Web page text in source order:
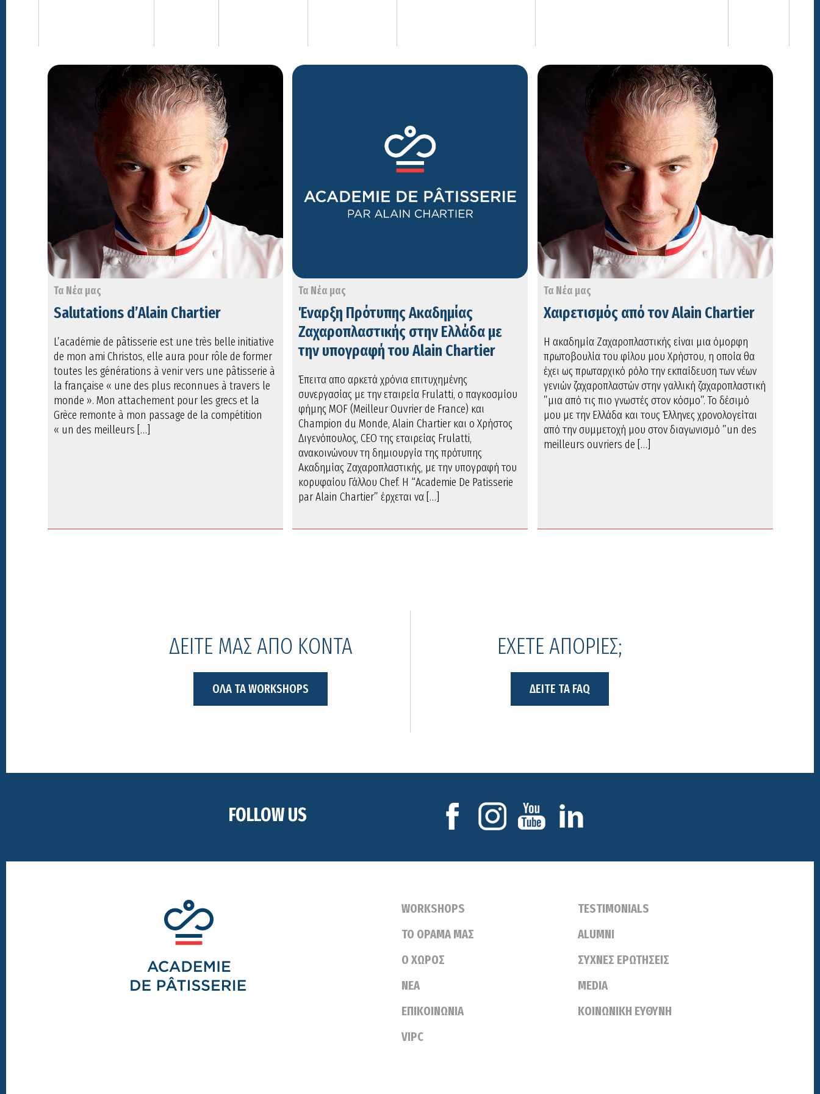
Τα Νέα μας
Salutations d’Alain Chartier
L’académie de pâtisserie est une très belle initiative
de mon ami Christos, elle aura pour rôle de former
toutes les générations à venir vers une pâtisserie à
la française « une des plus reconnues à travers le
monde ». Mon attachement pour les grecs et la
Grèce remonte à mon passage de la compétition
« un des meilleurs […]
Τα Νέα μας
Έναρξη Πρότυπης Ακαδημίας
Ζαχαροπλαστικής στην Ελλάδα με
την υπογραφή του Αlain Chartier
Έπειτα απο αρκετά χρόνια επιτυχημένης
συνεργασίας με την εταιρεία Frulatti, ο παγκοσμίου
φήμης ΜΟF (Meilleur Ouvrier de France) και
Champion du Monde, Αlain Chartier και ο Χρήστος
Διγενόπουλος, CEO της εταιρείας Frulatti,
ανακοινώνουν τη δημιουργία της πρότυπης
Ακαδημίας Ζαχαροπλαστικής, με την υπογραφή του
κορυφαίου Γάλλου Chef. Η “Academie De Patisserie
par Alain Chartier” έρχεται να […]
Τα Νέα μας
Χαιρετισμός από τον Alain Chartier
Η ακαδημία Ζαχαροπλαστικής είναι μια όμορφη
πρωτοβουλία του φίλου μου Χρήστου, η οποία θα
έχει ως πρωταρχικό ρόλο την εκπαίδευση των νέων
γενιών ζαχαροπλαστών στην γαλλική ζαχαροπλαστική
”μια από τις πιο γνωστές στον κόσμο”. Το δέσιμό
μου με την Ελλάδα και τους Έλληνες χρονολογείται
από την συμμετοχή μου στον διαγωνισμό ”un des
meilleurs ouvriers de […]
ΔΕΙΤΕ ΜΑΣ ΑΠΟ ΚΟΝΤΑ
ΟΛΑ ΤΑ WORKSHOPS
ΕΧΕΤΕ ΑΠΟΡΙΕΣ;
ΔΕΙΤΕ ΤΑ FAQ
FOLLOW US
WORKSHOPS
ΤΟ ΟΡΑΜΑ ΜΑΣ
Ο ΧΩΡΟΣ
ΝΕΑ
ΕΠΙΚΟΙΝΩΝΙΑ
VIPC
TESTIMONIALS
ALUMNI
ΣΥΧΝΕΣ ΕΡΩΤΗΣΕΙΣ
MEDIA
ΚΟΙΝΩΝΙΚΗ ΕΥΘΥΝΗ